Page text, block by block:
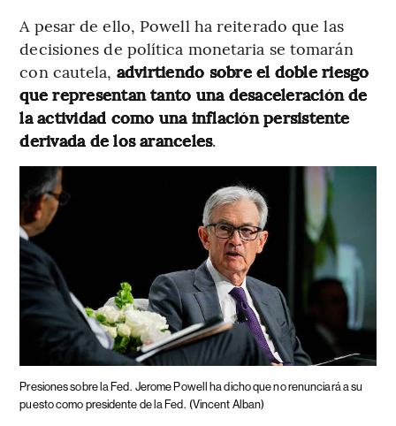
A pesar de ello, Powell ha reiterado que las
decisiones de política monetaria se tomarán
con cautela, advirtiendo sobre el doble riesgo
que representan tanto una desaceleración de
la actividad como una inflación persistente
derivada de los aranceles.
Presiones sobre la Fed. Jerome Powell ha dicho que no renunciará a su
puesto como presidente de la Fed. (Vincent Alban)